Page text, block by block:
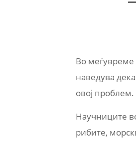
Во меѓувреме
наведува
овој проблем.
Научниците
рибите,